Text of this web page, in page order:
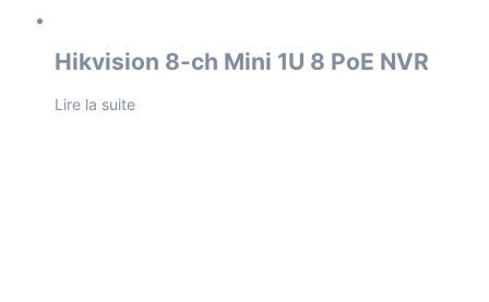
Hikvision 8-ch Mini 1U 8 PoE NVR
Lire la suite